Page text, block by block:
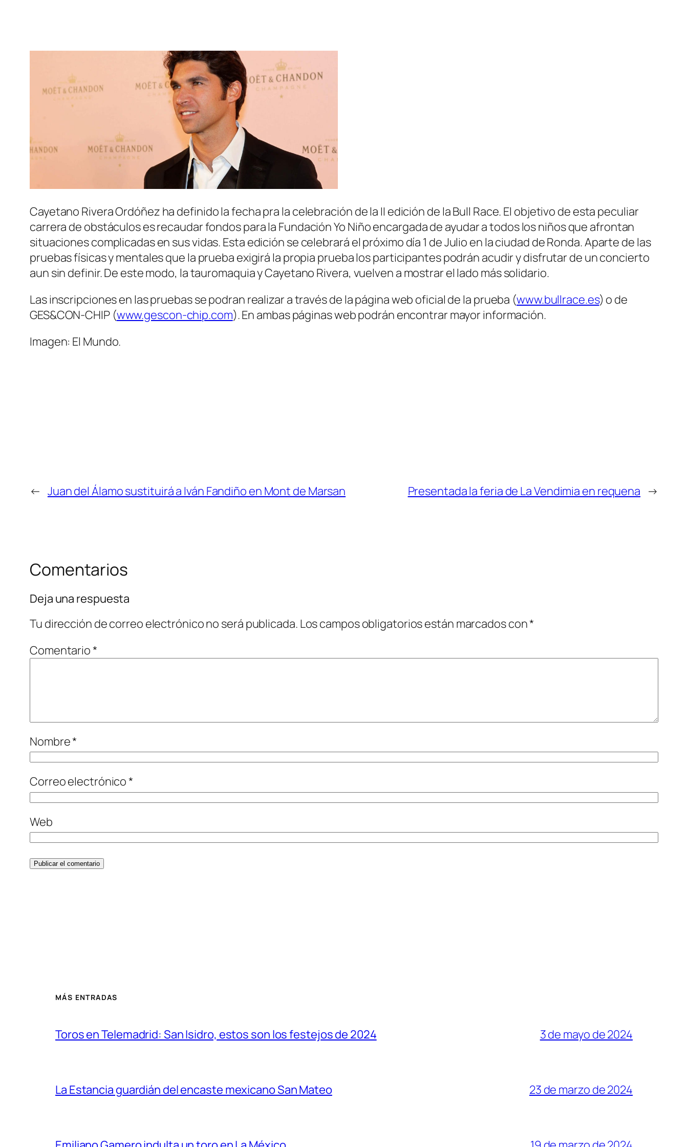
Cayetano Rivera Ordóñez ha definido la fecha pra la celebración de la II edición de la Bull Race. El objetivo de esta peculiar
carrera de obstáculos es recaudar fondos para la Fundación Yo Niño encargada de ayudar a todos los niños que afrontan
situaciones complicadas en sus vidas. Esta edición se celebrará el próximo día 1 de Julio en la ciudad de Ronda. Aparte de las
pruebas físicas y mentales que la prueba exigirá la propia prueba los participantes podrán acudir y disfrutar de un concierto
aun sin definir. De este modo, la tauromaquia y Cayetano Rivera, vuelven a mostrar el lado más solidario.
Las inscripciones en las pruebas se podran realizar a través de la página web oficial de la prueba (www.bullrace.es) o de
GES&CON-CHIP (www.gescon-chip.com). En ambas páginas web podrán encontrar mayor información.
Imagen: El Mundo.
← Juan del Álamo sustituirá a Iván Fandiño en Mont de Marsan Presentada la feria de La Vendimia en requena →
Comentarios
Deja una respuesta
Tu dirección de correo electrónico no será publicada. Los campos obligatorios están marcados con*
Comentario*
Nombre*
Correo electrónico*
Web
MÁS ENTRADAS
Toros en Telemadrid: San Isidro, estos son los festejos de 2024 3 de mayo de 2024
La Estancia guardián del encaste mexicano San Mateo 23 de marzo de 2024